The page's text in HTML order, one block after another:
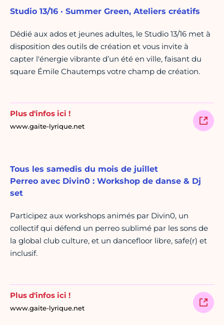
Studio 13/16 · Summer Green, Ateliers créatifs
Dédié aux ados et jeunes adultes, le Studio 13/16 met à
disposition des outils de création et vous invite à
capter l'énergie vibrante d’un été en ville, faisant du
square Émile Chautemps votre champ de création.
Plus d'infos ici !
www.gaite-lyrique.net
Tous les samedis du mois de juillet
Perreo avec Divin0 : Workshop de danse & Dj
set
Participez aux workshops animés par Divin0, un
collectif qui défend un perreo sublimé par les sons de
la global club culture, et un dancefloor libre, safe(r) et
inclusif.
Plus d'infos ici !
www.gaite-lyrique.net